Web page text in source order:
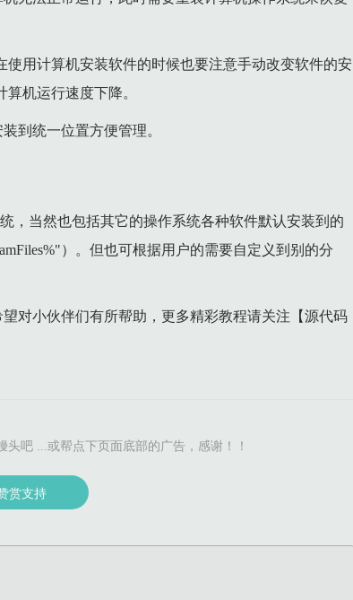
使用计算机安装软件的时候也要注意手动改变软件的安
机运行速度下降。
到统一位置方便管理。
，当然也包括其它的操作系统各种软件默认安装到的
）。但也可根据用户的需要自定义到别的分
对小伙伴们有所帮助，更多精彩教程请关注【源代码
吧 ...或帮点下页面底部的广告，感谢！！
赏支持